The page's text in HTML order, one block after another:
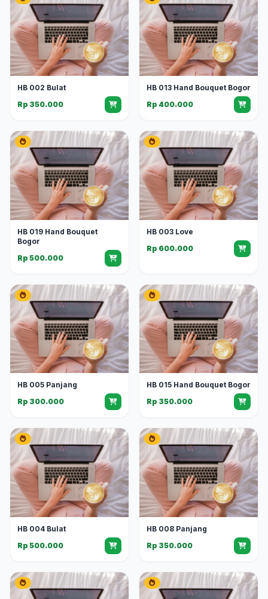
HB 002 Bulat
Rp 350.000
HB 013 Hand Bouquet Bogor
Rp 400.000
HB 019 Hand Bouquet
Bogor
Rp 500.000
HB 003 Love
Rp 600.000
HB 005 Panjang
Rp 300.000
HB 015 Hand Bouquet Bogor
Rp 350.000
HB 004 Bulat
Rp 500.000
HB 008 Panjang
Rp 350.000